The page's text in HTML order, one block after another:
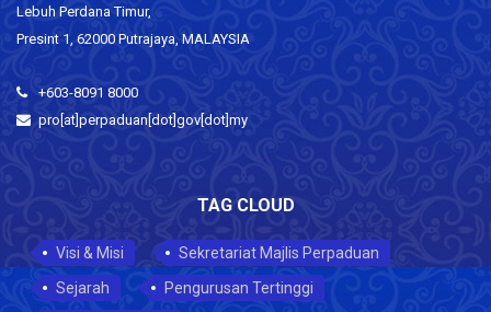
Lebuh Perdana Timur,
Presint 1, 62000 Putrajaya, MALAYSIA
+603-8091 8000
pro[at]perpaduan[dot]gov[dot]my
TAG CLOUD
Visi & Misi
Sekretariat Majlis Perpaduan
Sejarah
Pengurusan Tertinggi